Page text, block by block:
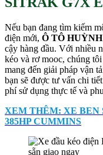
Nếu bạn đang tìm kiếm
điện mới, Ô TÔ
cậy hàng đầu. Với nhiều
kéo và rơ mooc, chúng
mang đến giải pháp vận
bạn sẽ được tư vấn chi
phí sử dụng thực tế và
XEM THÊM: XE BEN
385HP CUMMINS